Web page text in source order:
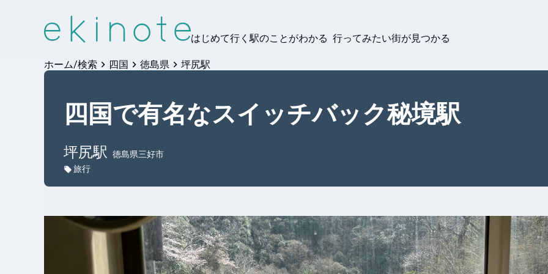
はじめて行く駅のことがわかる 行ってみたい街が見つかる
ホーム/検索 四国 徳島県 坪尻駅
四国で有名なスイッチバック秘境駅
坪尻駅
徳島県三好市
旅行